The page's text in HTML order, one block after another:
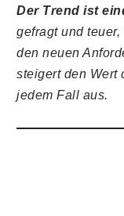
Der Trend ist
gefragt und
den neuen
steigert den Wert
jedem Fall aus.